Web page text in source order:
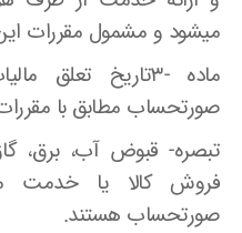
میشود و مشمول مقررات
ماده -۳تاریخ
صورتحساب مطابق با
تبصره- قبوض آب، برق،
فروش کالا یا خدمت
صورتحساب هستند.